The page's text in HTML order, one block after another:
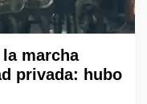
marcha
privada: hubo